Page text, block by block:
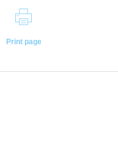
Print page